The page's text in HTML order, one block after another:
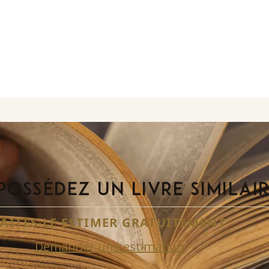
UN LIVRE
LE ESTIMER GRATUITEMENT
Demander une estimation